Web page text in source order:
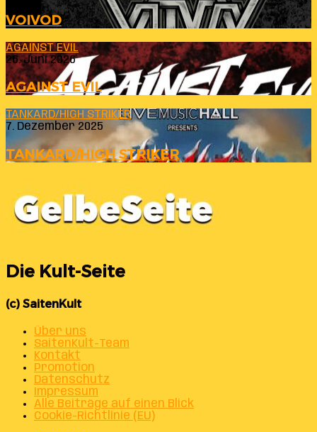
VOIVOD
AGAINST EVIL
26. Juni 2026
AGAINST EVIL
TANKARD/HIGH STRIKER
7. Dezember 2025
TANKARD/HIGH STRIKER
Die Kult-Seite
(c) SaitenKult
Über uns
SaitenKult-Team
Kontakt
Promotion
Datenschutz
Impressum
Alle Beiträge auf einen Blick
Cookie-Richtlinie (EU)